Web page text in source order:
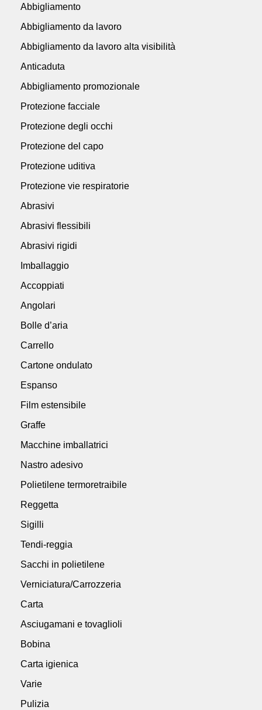
Abbigliamento
Abbigliamento da lavoro
Abbigliamento da lavoro alta visibilità
Anticaduta
Abbigliamento promozionale
Protezione facciale
Protezione degli occhi
Protezione del capo
Protezione uditiva
Protezione vie respiratorie
Abrasivi
Abrasivi flessibili
Abrasivi rigidi
Imballaggio
Accoppiati
Angolari
Bolle d’aria
Carrello
Cartone ondulato
Espanso
Film estensibile
Graffe
Macchine imballatrici
Nastro adesivo
Polietilene termoretraibile
Reggetta
Sigilli
Tendi-reggia
Sacchi in polietilene
Verniciatura/Carrozzeria
Carta
Asciugamani e tovaglioli
Bobina
Carta igienica
Varie
Pulizia